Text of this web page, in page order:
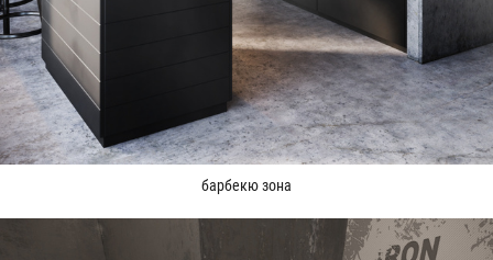
барбекю зона